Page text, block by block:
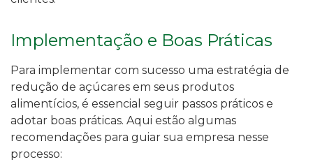
Implementação e Boas Práticas
Para implementar com sucesso uma estratégia de
redução de açúcares em seus produtos
alimentícios, é essencial seguir passos práticos e
adotar boas práticas. Aqui estão algumas
recomendações para guiar sua empresa nesse
processo: